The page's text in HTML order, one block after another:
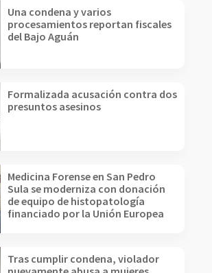
Una condena y varios
procesamientos reportan fiscales
del Bajo Aguán
Formalizada acusación contra dos
presuntos asesinos
Medicina Forense en San Pedro
Sula se moderniza con donación
de equipo de histopatología
financiado por la Unión Europea
Tras cumplir condena, violador